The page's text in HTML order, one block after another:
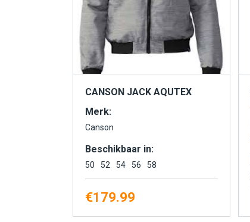
CANSON JACK AQUTEX
Merk:
Canson
Beschikbaar in:
50 52 54 56 58
€179.99